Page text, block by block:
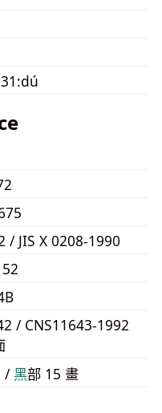
/ JIS X 0208-1990
/ CNS11643-1992
/ ⿊部 15 畫